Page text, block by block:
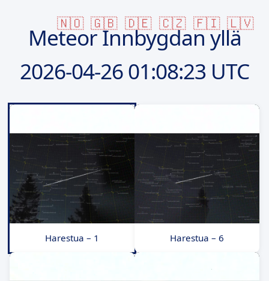
🇳🇴 🇬🇧 🇩🇪 🇨🇿 🇫🇮 🇱🇻
Meteor Innbygdan yllä
2026-04-2601:08:23 UTC
Harestua – 1 Harestua – 6